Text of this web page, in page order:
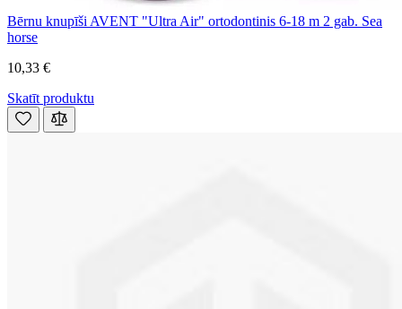
Bērnu knupīši AVENT "Ultra Air" ortodontinis 6-18 m 2 gab. Sea
horse
10,33 €
Skatīt produktu